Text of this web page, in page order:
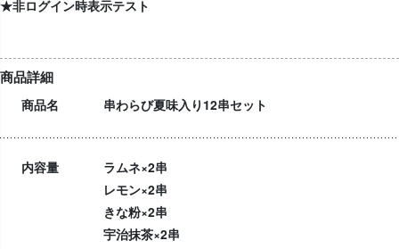
★非ログイン時表示テスト
商品詳細
商品名 串わらび夏味入り12串セット
内容量
ラムネ×2串
レモン×2串
きな粉×2串
宇治抹茶×2串